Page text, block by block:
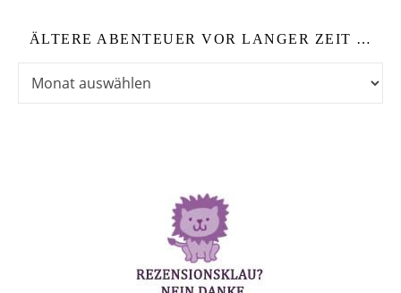
ÄLTERE ABENTEUER VOR LANGER ZEIT …